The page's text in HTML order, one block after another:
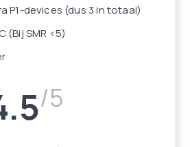
P1-devices (dus 3 in totaal)
(Bij SMR <5)
/5